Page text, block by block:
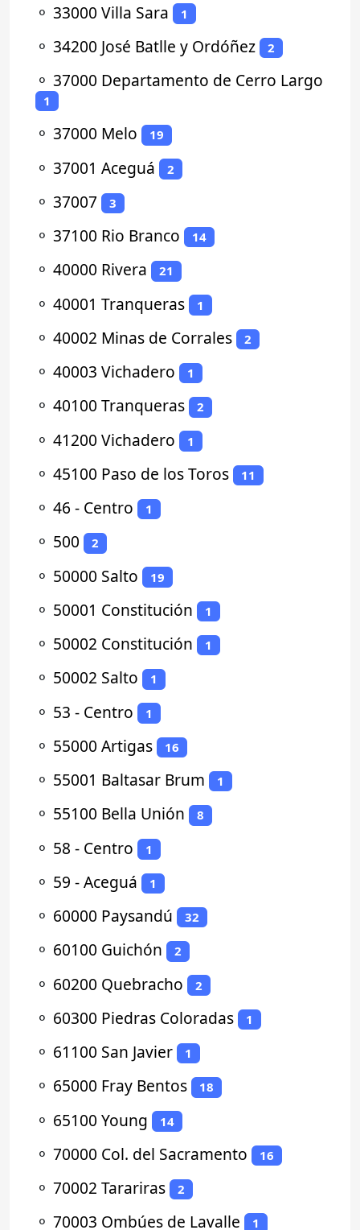
⚬ 33000 Villa Sara 1
⚬ 34200 José Batlle y Ordóñez 2
⚬ 37000 Departamento de Cerro Largo
1
⚬ 37000 Melo 19
⚬ 37001 Aceguá 2
⚬ 37007 3
⚬ 37100 Rio Branco 14
⚬ 40000 Rivera 21
⚬ 40001 Tranqueras 1
⚬ 40002 Minas de Corrales 2
⚬ 40003 Vichadero 1
⚬ 40100 Tranqueras 2
⚬ 41200 Vichadero 1
⚬ 45100 Paso de los Toros 11
⚬ 46 - Centro 1
⚬ 500 2
⚬ 50000 Salto 19
⚬ 50001 Constitución 1
⚬ 50002 Constitución 1
⚬ 50002 Salto 1
⚬ 53 - Centro 1
⚬ 55000 Artigas 16
⚬ 55001 Baltasar Brum 1
⚬ 55100 Bella Unión 8
⚬ 58 - Centro 1
⚬ 59 - Aceguá 1
⚬ 60000 Paysandú 32
⚬ 60100 Guichón 2
⚬ 60200 Quebracho 2
⚬ 60300 Piedras Coloradas 1
⚬ 61100 San Javier 1
⚬ 65000 Fray Bentos 18
⚬ 65100 Young 14
⚬ 70000 Col. del Sacramento 16
⚬ 70002 Tarariras 2
⚬ 70003 Ombúes de Lavalle 1